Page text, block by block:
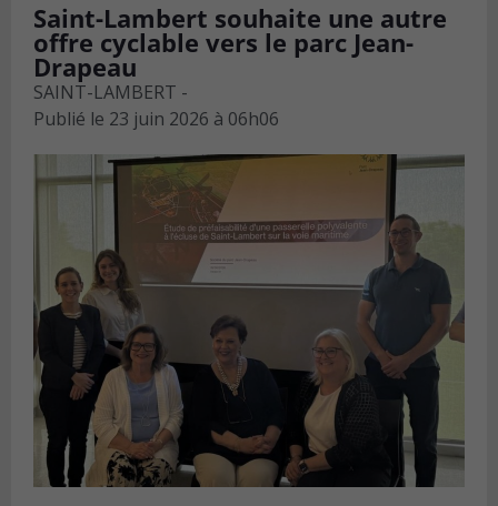
Saint-Lambert souhaite une autre
offre cyclable vers le parc Jean-
Drapeau
SAINT-LAMBERT -
Publié le 23 juin 2026 à 06h06